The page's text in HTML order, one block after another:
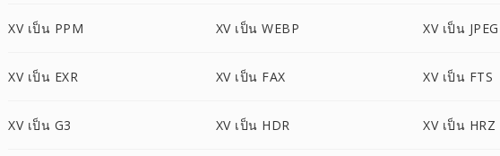
XV เป็น PPM XV เป็น WEBP XV เป็น JPEG
XV เป็น EXR XV เป็น FAX XV เป็น FTS
XV เป็น G3 XV เป็น HDR XV เป็น HRZ